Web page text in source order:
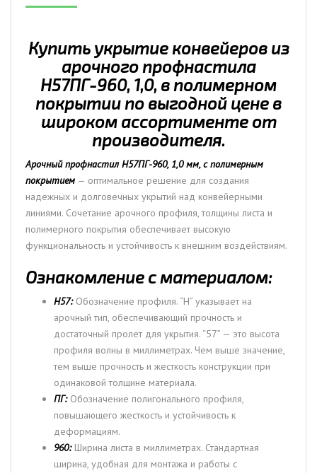
полимерном
покрытии
Купить укрытие конвейеров из
арочного профнастила
Н57ПГ-960, 1,0, в полимерном
покрытии по выгодной цене в
широком ассортименте от
производителя.
Арочный профнастил Н57ПГ-960, 1,0 мм, с полимерным
покрытием — оптимальное решение для создания
надежных и долговечных укрытий над конвейерными
линиями. Сочетание арочного профиля, толщины листа и
полимерного покрытия обеспечивает высокую
функциональность и устойчивость к внешним воздействиям.
Ознакомление с материалом:
Н57:Обозначение профиля. “Н” указывает на
арочный тип, обеспечивающий прочность и
достаточный пролет для укрытия. “57” — это высота
профиля волны в миллиметрах. Чем выше значение,
тем выше прочность и жесткость конструкции при
одинаковой толщине материала.
ПГ:Обозначение полигонального профиля,
повышающего жесткость и устойчивость к
деформациям.
960: Ширина листа в миллиметрах. Стандартная
ширина, удобная для монтажа и работы с